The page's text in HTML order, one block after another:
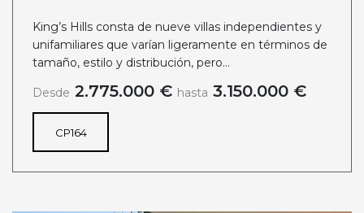
King’s Hills consta de nueve villas independientes y
unifamiliares que varían ligeramente en términos de
tamaño, estilo y distribución, pero...
Desde 2.775.000 € hasta 3.150.000 €
CP164